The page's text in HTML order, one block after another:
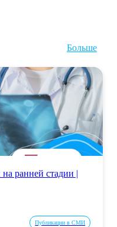
Больше
ранней стадии |
Публикации в СМИ